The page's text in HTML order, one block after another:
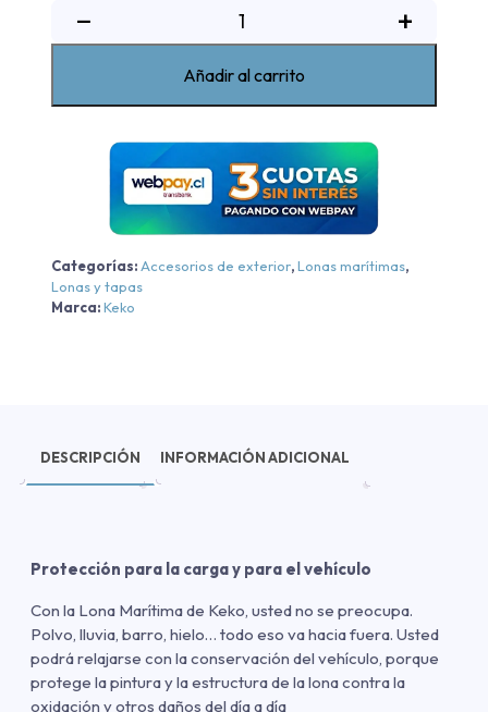
−
5
2017-
2024
cantidad
+
Añadir al carrito
Categorías:Accesorios de exterior,Lonas marítimas,
Lonas y tapas
Marca:Keko
DESCRIPCIÓN INFORMACIÓN ADICIONAL
Protección para la carga y para el vehículo
Con la Lona Marítima de Keko, usted no se preocupa.
Polvo, lluvia, barro, hielo… todo eso va hacia fuera. Usted
podrá relajarse con la conservación del vehículo, porque
protege la pintura y la estructura de la lona contra la
oxidación y otros daños del día a día